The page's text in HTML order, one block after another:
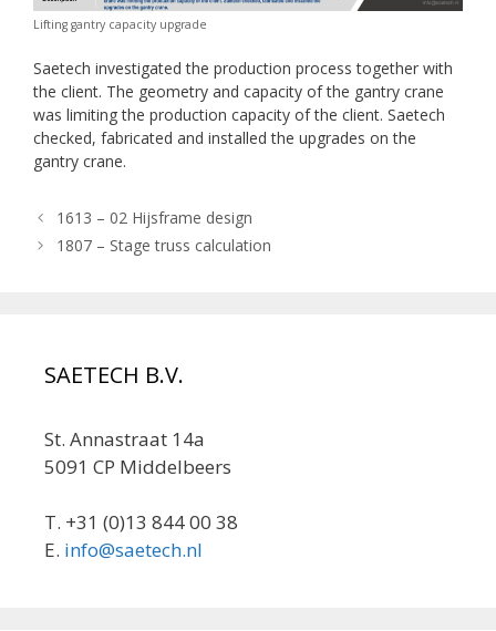
Lifting gantry capacity upgrade
Saetech investigated the production process together with
the client. The geometry and capacity of the gantry crane
was limiting the production capacity of the client. Saetech
checked, fabricated and installed the upgrades on the
gantry crane.
1613 – 02 Hijsframe design
1807 – Stage truss calculation
SAETECH B.V.
St. Annastraat 14a
5091 CP Middelbeers
T. +31 (0)13 844 00 38
E. info@saetech.nl